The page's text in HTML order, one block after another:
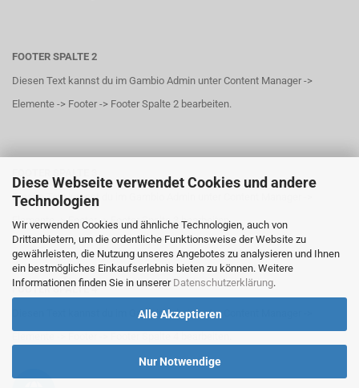
Diese Webseite verwendet Cookies und andere
Technologien
Wir verwenden Cookies und ähnliche Technologien, auch von
Drittanbietern, um die ordentliche Funktionsweise der Website zu
gewährleisten, die Nutzung unseres Angebotes zu analysieren und Ihnen
ein bestmögliches Einkaufserlebnis bieten zu können. Weitere
Informationen finden Sie in unserer Datenschutzerklärung.
Alle Akzeptieren
Nur Notwendige
FOOTER SPALTE 2
Diesen Text kannst du im Gambio Admin unter Content Manager ->
Elemente -> Footer -> Footer Spalte 2 bearbeiten.
Diesen Text kannst du im Gambio Admin unter Content Manager ->
Elemente -> Footer -> Footer Spalte 3 bearbeiten.
FOOTER SPALTE 4
Diesen Text kannst du im Gambio Admin unter Content Manager ->